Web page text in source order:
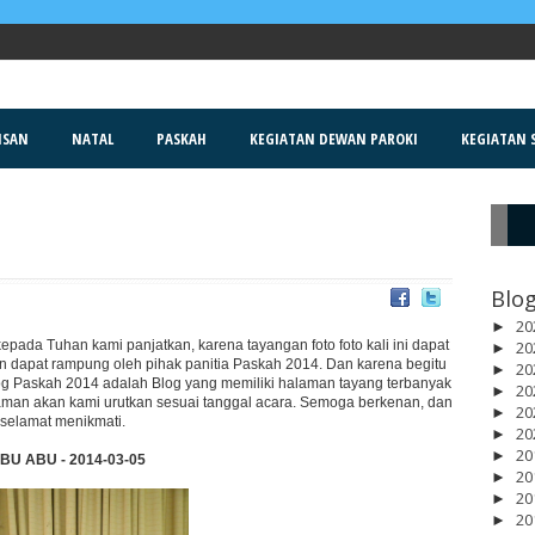
NATAL PASKAH KEGIATAN DEWAN PAROKI KEGIATAN
Tuhan kami panjatkan, karena tayangan foto foto kali ini dapat
rampung oleh pihak panitia Paskah 2014. Dan karena begitu
Paskah 2014 adalah Blog yang memiliki halaman tayang terbanyak
akan kami urutkan sesuai tanggal acara. Semoga berkenan, dan
selamat menikmati.
ABU - 2014-03-05
►
►
►
►
►
►
►
►
►
►